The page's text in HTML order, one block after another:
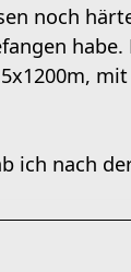
noch
ich nach